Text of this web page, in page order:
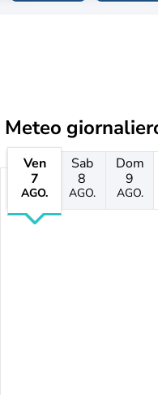
Meteo
Ven
7
AGO.
Sab
8
AGO.
Dom
9
AGO.